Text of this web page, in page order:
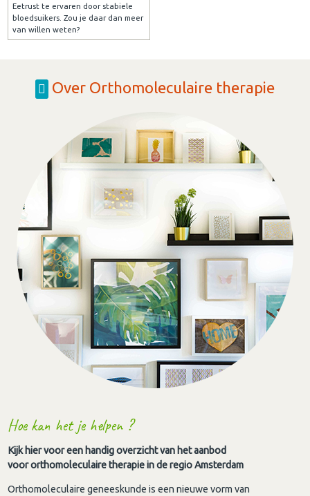
Eetrust te ervaren door stabiele
bloedsuikers. Zou je daar dan meer
van willen weten?
Over Orthomoleculaire therapie
Hoe kan het je helpen ?
Kijk hier voor een handig overzicht van het aanbod
voor orthomoleculaire therapie in de regio Amsterdam
Orthomoleculaire geneeskunde is een nieuwe vorm van